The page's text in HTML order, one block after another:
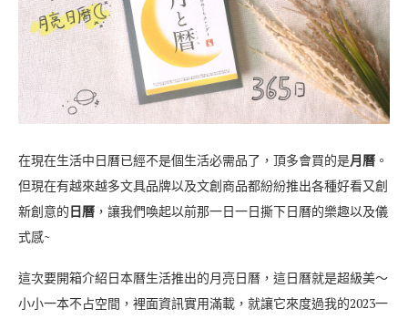
在現在生活中日曆已經不是個生活必需品了，頂多會買的是月曆 。
但現在有越來越多文具品牌以及文創商品都紛紛推出各種好看又創
新創意的日曆 ，讓我們喚起以前那一日一日撕下日曆的樂趣以及儀
式感~
這次要開箱介紹日本曆生活推出的月亮日曆，這日曆就是超級美～
小小一本不占空間，裡面資訊實用滿載，就讓它來度過我的2023一